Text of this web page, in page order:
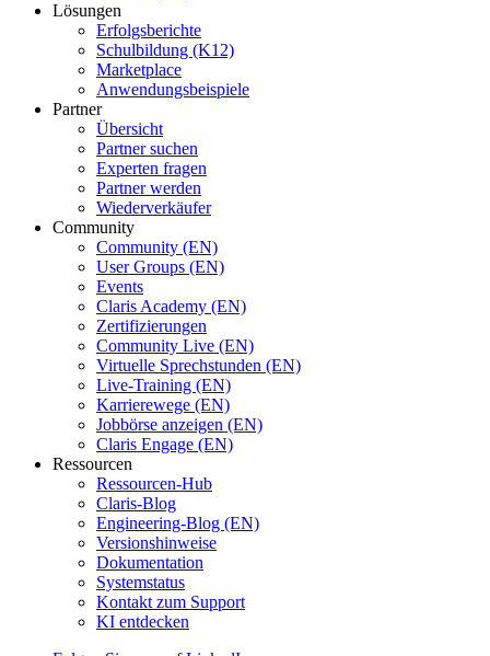
Lösungen
Erfolgsberichte
Schulbildung (K12)
Marketplace
Anwendungsbeispiele
Partner
Übersicht
Partner suchen
Experten fragen
Partner werden
Wiederverkäufer
Community
Community (EN)
User Groups (EN)
Events
Claris Academy (EN)
Zertifizierungen
Community Live (EN)
Virtuelle Sprechstunden (EN)
Live-Training (EN)
Karrierewege (EN)
Jobbörse anzeigen (EN)
Claris Engage (EN)
Ressourcen
Ressourcen-Hub
Claris-Blog
Engineering-Blog (EN)
Versionshinweise
Dokumentation
Systemstatus
Kontakt zum Support
KI entdecken